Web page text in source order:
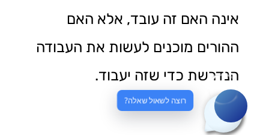
אינה האם זה עובד, אלא האם
ההורים מוכנים לעשות את העבודה
הנדרשת כדי שזה יעבוד.
רוצה לשאול שאלה?